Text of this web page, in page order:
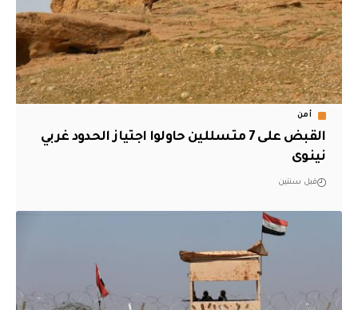
أمن
القبض على 7 متسللين حاولوا اجتياز الحدود غربي
نينوى
قبل سنتين